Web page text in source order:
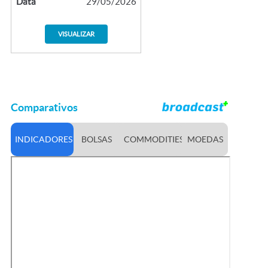
VISUALIZAR
Comparativos
INDICADORES BOLSAS COMMODITIES MOEDAS